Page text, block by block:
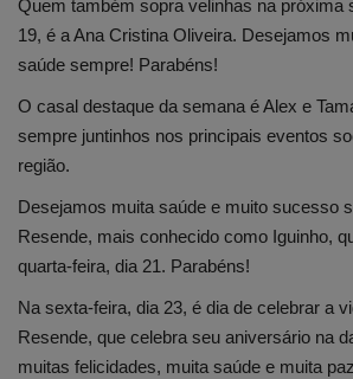
Quem também sopra velinhas na próxima
19, é a Ana Cristina Oliveira. Desejamos
saúde sempre! Parabéns!
O casal destaque da semana é Alex e
sempre juntinhos nos principais eventos
região.
Desejamos muita saúde e muito sucesso
Resende, mais conhecido como Iguinho,
quarta-feira, dia 21. Parabéns!
Na sexta-feira, dia 23, é dia de celebrar a
Resende, que celebra seu aniversário na
muitas felicidades, muita saúde e muita